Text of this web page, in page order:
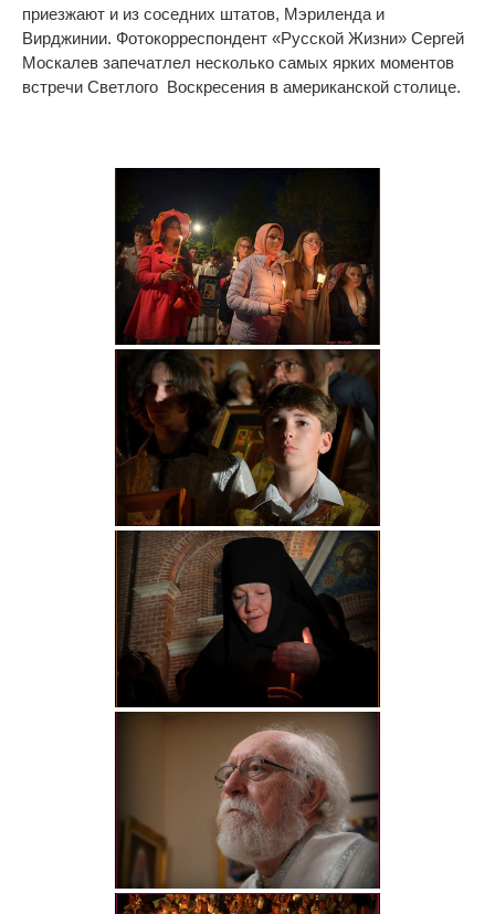
приезжают и из соседних штатов, Мэриленда и
Вирджинии. Фотокорреспондент «Русской Жизни» Сергей
Москалев запечатлел несколько самых ярких моментов
встречи Светлого Воскресения в американской столице.